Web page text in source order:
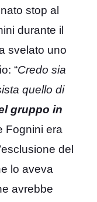
stop al
durante il
svelato uno
“Credo sia
quello di
gruppo in
Fognini era
del
lo aveva
avrebbe